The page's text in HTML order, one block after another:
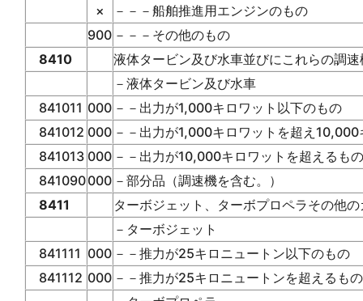
×
－－－船舶推進用エンジンのもの
900 －－－その他のもの
8410
液体タービン及び水車並びにこれらの調速
－液体タービン及び水車
841011 000 －－出力が1,000キロワット以下のもの
841012 000 －－出力が1,000キロワットを超え
841013 000 －－出力が10,000キロワットを超えるもの
841090000 －部分品（調速機を含む。）
8411
ターボジェット、ターボプロペラその他
－ターボジェット
841111 000 －－推力が25キロニュートン以下のもの
841112 000 －－推力が25キロニュートンを超えるもの